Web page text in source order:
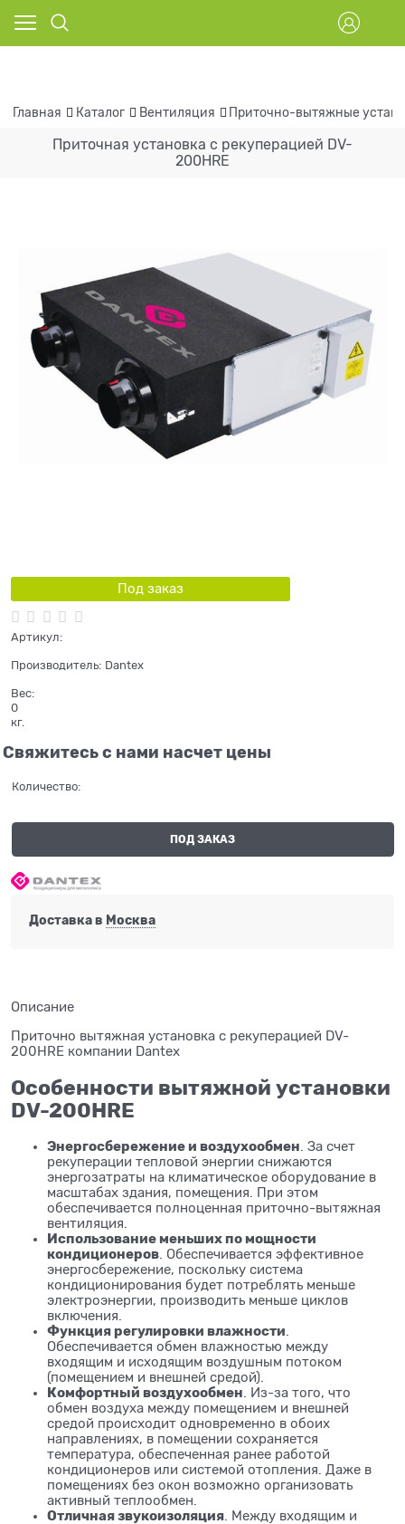
Главная Каталог Вентиляция Приточно-вытяжные
Приточная установка с рекуперацией DV-
200HRE
Под заказ
Артикул:
Производитель: Dantex
Вес:
0
кг.
Свяжитесь с нами насчет цены
Количество:
ПОД ЗАКАЗ
Доставка в Москва
Описание
Приточно вытяжная установка с рекуперацией DV-
200HRE компании Dantex
Особенности вытяжной установки
DV-200HRE
Энергосбережение и воздухообмен . За счет
рекуперации тепловой энергии снижаются
энергозатраты на климатическое оборудование в
масштабах здания, помещения. При этом
обеспечивается полноценная приточно-вытяжная
вентиляция.
Использование меньших по мощности
кондиционеров . Обеспечивается эффективное
энергосбережение, поскольку система
кондиционирования будет потреблять меньше
электроэнергии, производить меньше циклов
включения.
Функция регулировки влажности
Обеспечивается обмен влажностью между
входящим и исходящим воздушным потоком
(помещением и внешней средой).
Комфортный воздухообмен . Из-за того, что
обмен воздуха между помещением и внешней
средой происходит одновременно в обоих
направлениях, в помещении сохраняется
температура, обеспеченная ранее работой
кондиционеров или системой отопления. Даже в
помещениях без окон возможно организовать
активный теплообмен.
Отличная звукоизоляция . Между входящим и